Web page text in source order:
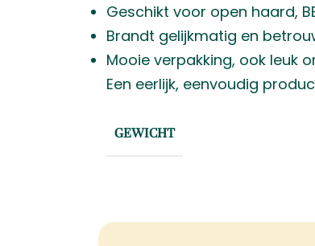
Geschikt voor open haard,
Brandt gelijkmatig en
Mooie verpakking, ook leuk
Een eerlijk, eenvoudig
GEWICHT